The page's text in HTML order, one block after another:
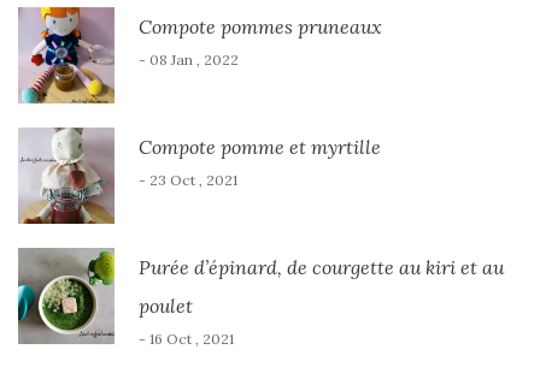
Compote pommes pruneaux
- 08 Jan , 2022
Compote pomme et myrtille
- 23 Oct , 2021
Purée d’épinard, de courgette au kiri et au
poulet
- 16 Oct , 2021